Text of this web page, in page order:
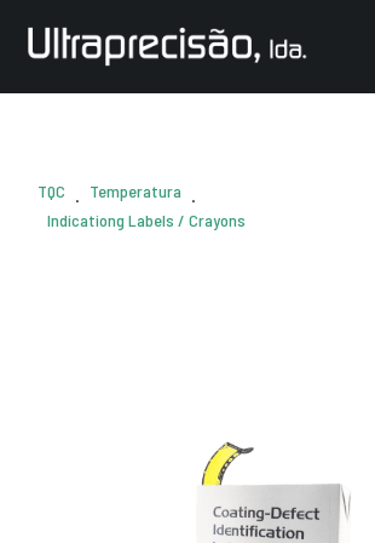
TQC . Temperatura .
Indicationg Labels / Crayons